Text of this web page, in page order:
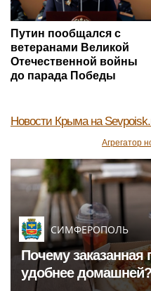
Путин пообщался с
ветеранами Великой
Отечественной войны
до парада Победы
Новости Крыма на
Агрегатор
СИМФЕРОПОЛЬ
Почему
удобнее домашней?